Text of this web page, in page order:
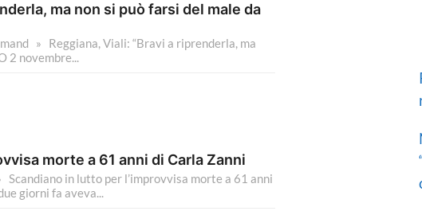
ma non si può farsi del male da
» Reggiana, Viali: “Bravi a riprenderla, ma
2 novembre...
morte a 61 anni di Carla Zanni
in lutto per l’improvvisa morte a 61 anni
giorni fa aveva...
: